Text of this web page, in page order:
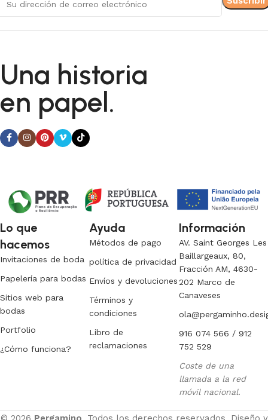
Lo que
hacemos
Invitaciones de boda
Papelería para bodas
Sitios web para
bodas
Portfolio
¿Cómo funciona?
Ayuda
Métodos de pago
política de privacidad
Envíos y devoluciones
Términos y
condiciones
Libro de
reclamaciones
Información
AV. Saint Georges Les
Baillargeaux, 80,
Fracción AM, 4630-
202 Marco de
Canaveses
916 074 566 / 912
752 529
Coste de una
llamada a la red
móvil nacional.
Una historia
en papel.